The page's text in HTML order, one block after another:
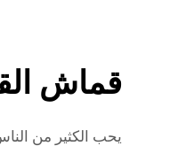
قماش